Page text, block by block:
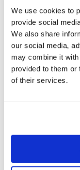
We use cookies to
provide social
We also share
our social media,
may combine it
provided to them or
of their services.
Il
La libertà
I codici
La